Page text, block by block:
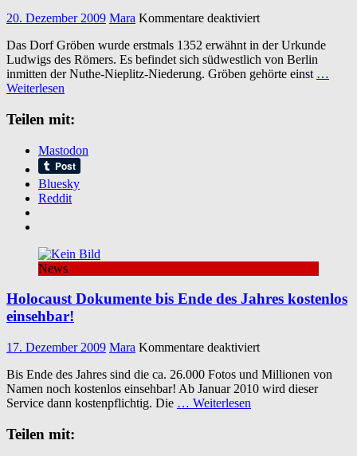
20. Dezember 2009 Mara Kommentare deaktiviertfür
Online
Kirchenbuch
Gröben
Das Dorf Gröben wurde erstmals 1352 erwähnt in der Urkunde
Ludwigs des Römers. Es befindet sich südwestlich von Berlin
inmitten der Nuthe-Nieplitz-Niederung. Gröben gehörte einst …
Weiterlesen
Teilen mit:
Mastodon
Bluesky
Reddit
News
Holocaust Dokumente bis Ende des Jahres kostenlos
einsehbar!
17. Dezember 2009 Mara Kommentare deaktiviertfür
Dokumente
bis
Bis Ende des Jahres sind die ca. 26.000 Fotos und Millionen von
Namen noch kostenlos einsehbar! Ab Januar 2010 wird dieser
Service dann kostenpflichtig. Die … Weiterlesen
Teilen mit: